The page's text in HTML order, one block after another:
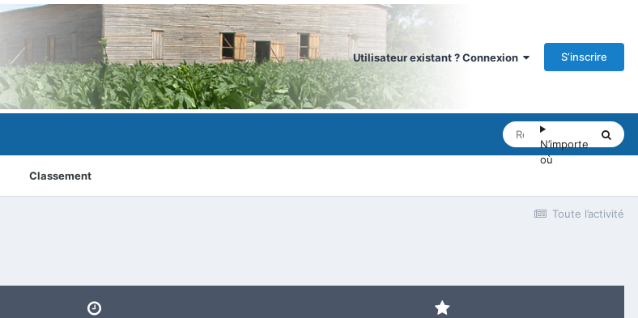
Utilisateur existant ? Connexion S’inscrire
Classement
N’importe
où
Toute l’activité